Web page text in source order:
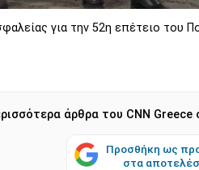
για την 52η επέτειο του
άρθρα του CNN Greece
Προσθήκη ως
στα